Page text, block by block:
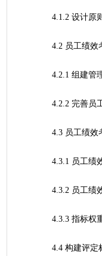
4.1.2 设计原
4.2 员工绩
4.2.1 组建管
4.2.2 完善
4.3 员工绩
4.3.1 员工
4.3.2 员工
4.3.3 指标权
4.4 构建评